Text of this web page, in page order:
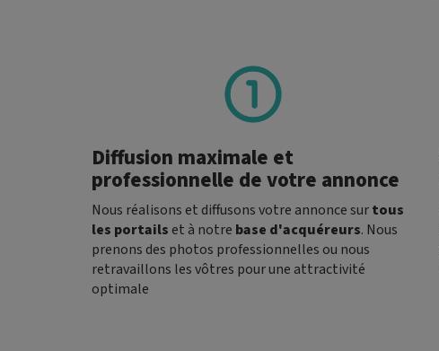
Diffusion maximale et
professionnelle de votre annonce
Nous réalisons et diffusons votre annonce surtous
les portails et à notre base d'acquéreurs. Nous
prenons des photos professionnelles ou nous
retravaillons les vôtres pour une attractivité
optimale